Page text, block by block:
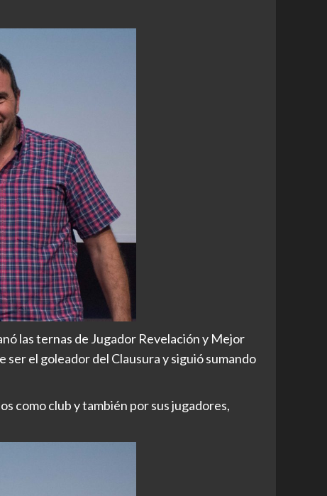
las ternas de Jugador Revelación y Mejor
el goleador del Clausura y siguió sumando
como club y también por sus jugadores,